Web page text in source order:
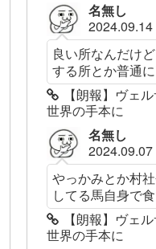
名無し
2024.09.14
良い所なんだけ
する所とか普通
【朗報】ヴェ
世界の手本に
名無し
2024.09.07
やっかみとか村
してる馬自身で
【朗報】ヴェ
世界の手本に